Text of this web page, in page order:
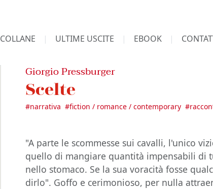
COLLANE ULTIME USCITE EBOOK
Giorgio Pressburger
Scelte
#narrativa #fiction / romance / contemporary #
"A parte le scommesse sui cavalli, l'unico
quello di mangiare quantità impensabili di
nello stomaco. Se la sua voracità fosse
dirlo". Goffo e cerimonioso, per nulla